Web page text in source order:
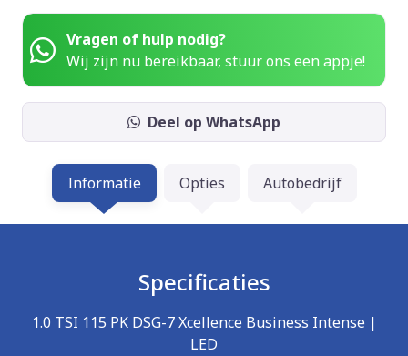
Vragen of hulp nodig?
Wij zijn nu bereikbaar, stuur ons een appje!
Deel op WhatsApp
Informatie Opties Autobedrijf
Specificaties
1.0 TSI 115 PK DSG-7 Xcellence Business Intense |
LED